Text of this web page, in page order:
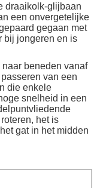
draaikolk-glijbaan
een onvergetelijke
gegaan met
bij jongeren en is
beneden vanaf
van een
die enkele
snelheid in een
het is
gat in het midden